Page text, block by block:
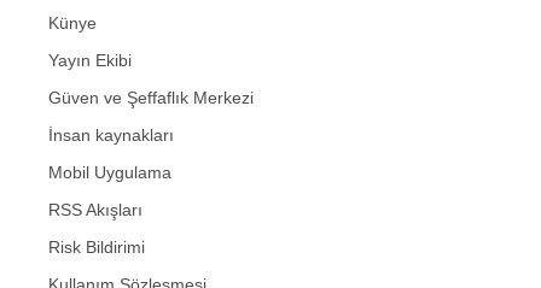
Künye
Yayın Ekibi
Güven ve Şeffaflık Merkezi
İnsan kaynakları
Mobil Uygulama
RSS Akışları
Risk Bildirimi
Kullanım Sözleşmesi